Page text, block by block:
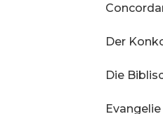
Der
Die